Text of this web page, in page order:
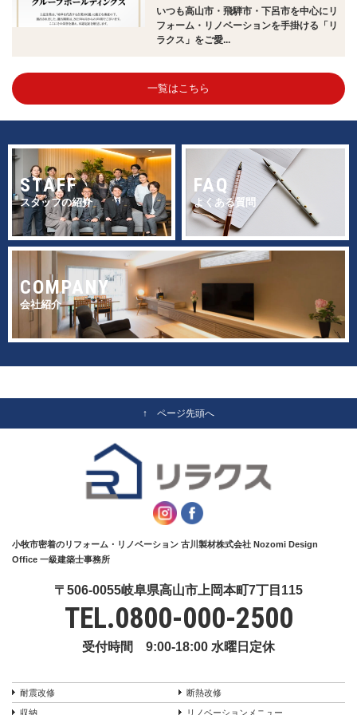
いつも高山市・飛騨市・下呂市を中心にリ
フォーム・リノベーションを手掛ける「リ
ラクス」をご愛...
一覧はこちら
STAFF
スタッフの紹介
FAQ
よくある質問
COMPANY
会社紹介
↑ ページ先頭へ
小牧市密着のリフォーム・リノベーション 古川製材株式会社 Nozomi Design
Office 一級建築士事務所
〒506-0055岐阜県高山市上岡本町7丁目115
TEL.0800-000-2500
受付時間 9:00-18:00 水曜日定休
耐震改修 断熱改修
収納 リノベーションメニュー